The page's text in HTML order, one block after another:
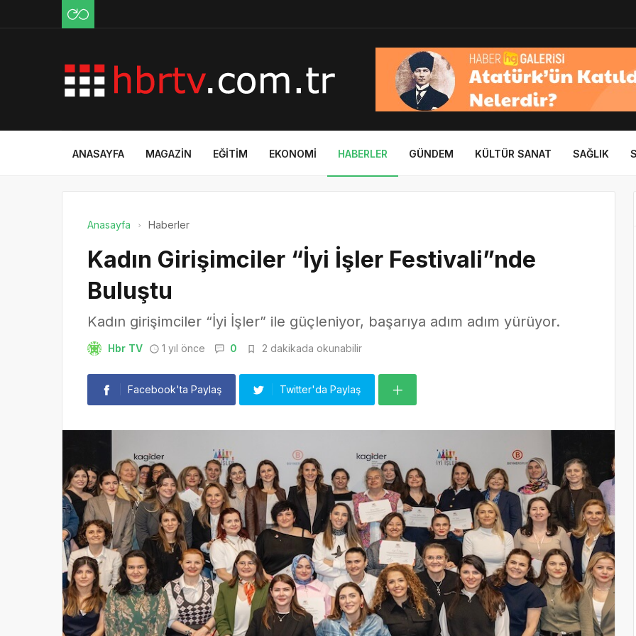
ANASAYFA MAGAZIN EĞITIM EKONOMI HABERLER GÜNDEM KÜLTÜR SANAT SAĞLIK
Anasayfa Haberler
Kadın Girişimciler “İyi İşler Festivali”nde
Buluştu
Kadın girişimciler “İyi İşler” ile güçleniyor, başarıya adım adım yürüyor.
Hbr TV 1 yıl önce 0 2 dakikada okunabilir
Facebook'ta Paylaş Twitter'da Paylaş